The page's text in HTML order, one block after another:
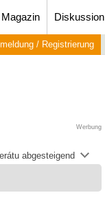
Magazin Diskussion
/ Registrierung
Werbung
abgesteigend